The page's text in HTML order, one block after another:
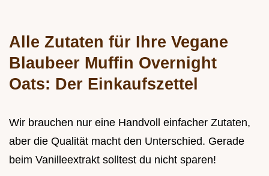
Alle Zutaten für Ihre Vegane
Blaubeer Muffin Overnight
Oats: Der Einkaufszettel
Wir brauchen nur eine Handvoll einfacher Zutaten,
aber die Qualität macht den Unterschied. Gerade
beim Vanilleextrakt solltest du nicht sparen!